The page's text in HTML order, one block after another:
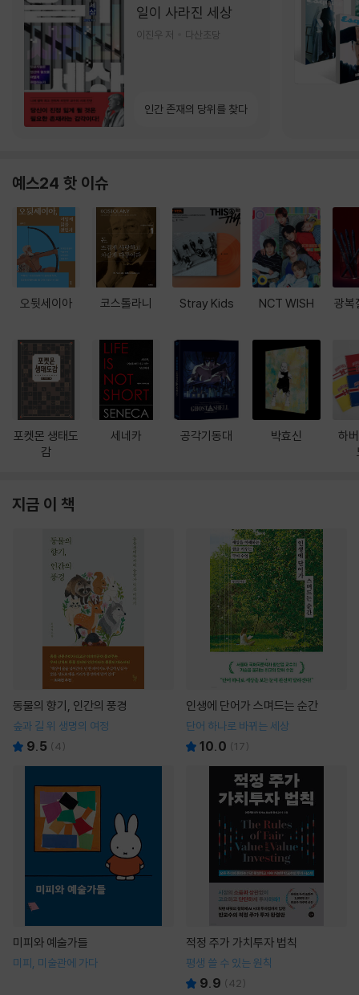
일이 사라진 세상
이진우 저 다산초당
인간 존재의 당위를 찾다
예스24 핫 이슈
오뒷세이아
포켓몬 생태도
감
코스톨라니
세네카
Stray Kids
공각기동대
NCT WISH
박효신
광복
하
지금 이 책
동물의 향기, 인간의 풍경
숲과 길 위 생명의 여정
9.5 (4)
인생에 단어가 스며드는 순간
단어 하나로 바뀌는 세상
10.0 (17)
미피와 예술가들
미피, 미술관에 가다
적정 주가 가치투자 법칙
평생 쓸 수 있는 원칙
9.9 (42)